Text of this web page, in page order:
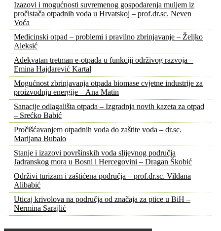
Izazovi i mogućnosti suvremenog gospodarenja muljem iz
pročistača otpadnih voda u Hrvatskoj – prof.dr.sc. Neven
Voća
Medicinski otpad – problemi i pravilno zbrinjavanje – Željko
Aleksić
Adekvatan tretman e-otpada u funkciji održivog razvoja –
Emina Hajdarević Kartal
Mogućnost zbrinjavanja otpada biomase cvjetne industrije za
proizvodnju energije – Ana Matin
Sanacije odlagališta otpada – Izgradnja novih kazeta za otpad
– Srećko Babić
Pročišćavanjem otpadnih voda do zaštite voda – dr.sc.
Marijana Bubalo
Stanje i izazovi površinskih voda slijevnog područja
Jadranskog mora u Bosni i Hercegovini – Dragan Škobić
Održivi turizam i zaštićena područja – prof.dr.sc. Vildana
Alibabić
Uticaj krivolova na područja od značaja za ptice u BiH –
Nermina Sarajlić